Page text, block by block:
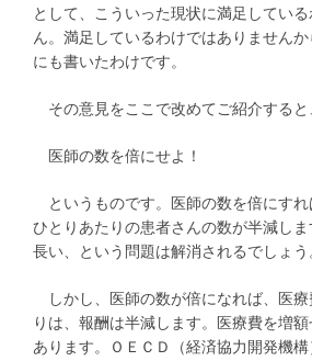
として、こういった現状に満足してい
ん。満足しているわけではありません
にも書いたわけです。
その意見をここで改めてご紹介すると
医師の数を倍にせよ！
というものです。医師の数を倍にす
ひとりあたりの患者さんの数が半減し
長い、という問題は解消されるでしょう
しかし、医師の数が倍になれば、医療
りは、報酬は半減します。医療費を増
あります。ＯＥＣＤ（経済協力開発機